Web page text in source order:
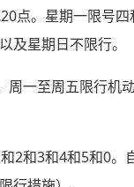
点。星期一限号
及星期日不限行。
一至周五限行机
2和3和4和5和0